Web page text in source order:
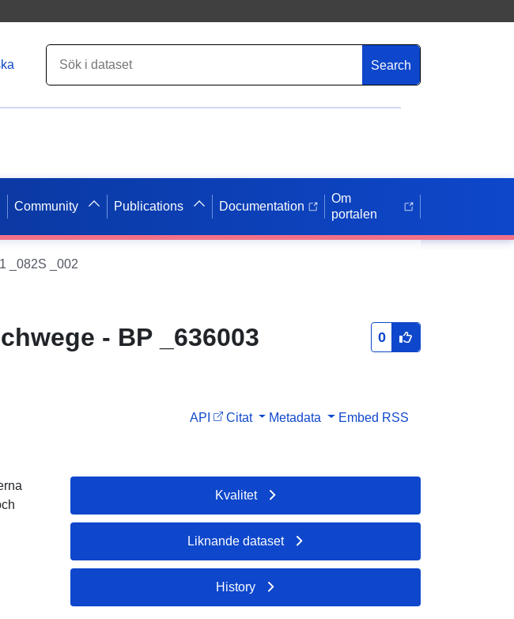
Search
Community Publications Documentation
Om
portalen
_082S _002
- BP _636003
0
API Citat Metadata Embed RSS
Kvalitet
Liknande dataset
History